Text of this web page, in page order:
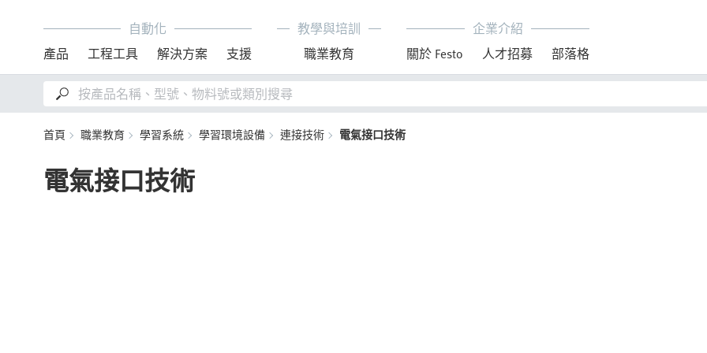
自動化
產品
工程工具 解決方案 支援
教學與培訓
職業教育
企業介紹
關於 Festo
人才招募 部落格
首頁 職業教育 學習系統 學習環境設備 連接技術 電氣接口技術
電氣接口技術